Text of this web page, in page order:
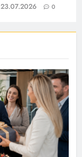
23.07.2026 0